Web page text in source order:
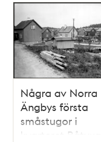
Några av Norra
Ängbys första
småstugor i
kvarteret Båtyxan